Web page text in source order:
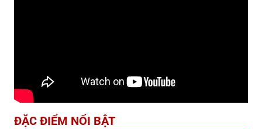
ĐẶC ĐIỂM NỔI BẬT